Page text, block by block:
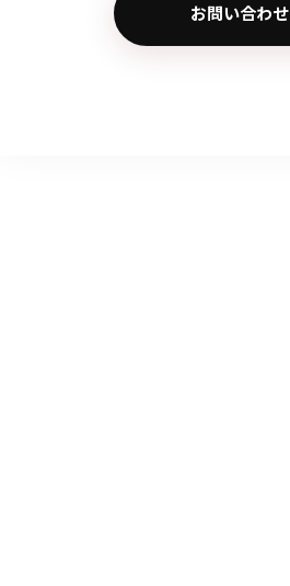
お問い合わせ